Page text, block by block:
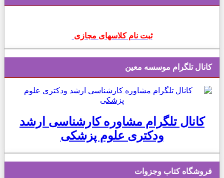
ثبت نام کلاسهای مجازی
کانال تلگرام موسسه معین
کانال تلگرام مشاوره کارشناسی ارشد
ودکتری علوم پزشکی
فروشگاه کتاب وجزوات